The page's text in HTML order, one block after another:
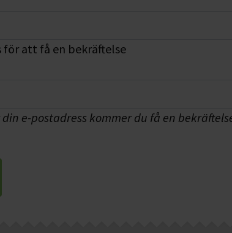
för att få en bekräftelse
din e-postadress kommer du få en